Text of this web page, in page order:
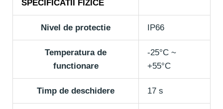
SPECIFICATII FIZICE
Nivel de protectie IP66
Temperatura de
functionare
-25°C ~
+55°C
Timp de deschidere 17 s